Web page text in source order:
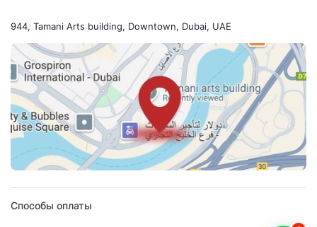
944, Tamani Arts building, Downtown, Dubai, UAE
Способы оплаты